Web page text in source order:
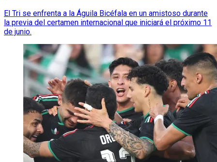
El Tri se enfrenta a la Águila Bicéfala en un amistoso durante
la previa del certamen internacional que iniciará el próximo 11
de junio.